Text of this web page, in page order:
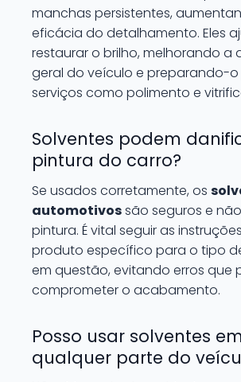
manchas persistentes,
eficácia do detalhamento. Eles
restaurar o brilho, melhorando a
geral do veículo e preparando-
serviços como polimento e
Solventes podem
pintura do carro?
Se usados corretamente, os
automotivossão seguros e
pintura. É vital seguir as
produto específico para o tipo
em questão, evitando erros que
comprometer o acabamento.
Posso usar solventes em
qualquer parte do